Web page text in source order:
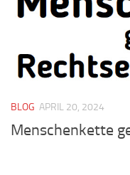
BLOG APRIL 20, 2024
Menschenkette